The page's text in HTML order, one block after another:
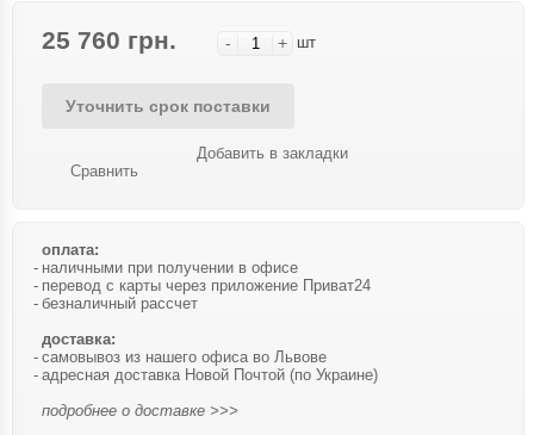
25 760 грн. - + шт
Уточнить срок поставки
Сравнить
Добавить в закладки
оплата:
наличными при получении в офисе
перевод с карты через приложение Приват24
безналичный рассчет
доставка:
самовывоз из нашего офиса во Львове
адресная доставка Новой Почтой (по Украине)
подробнее о доставке >>>